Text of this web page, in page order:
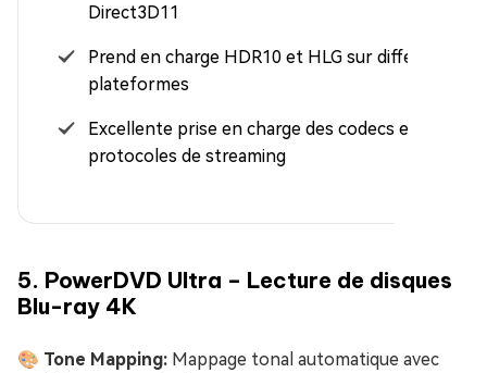
Direct3D11
Prend en charge HDR10 et HLG sur différentes
plateformes
Excellente prise en charge des codecs et des
protocoles de streaming
5. PowerDVD Ultra – Lecture de disques
Blu-ray 4K
🎨 Tone Mapping: Mappage tonal automatique avec